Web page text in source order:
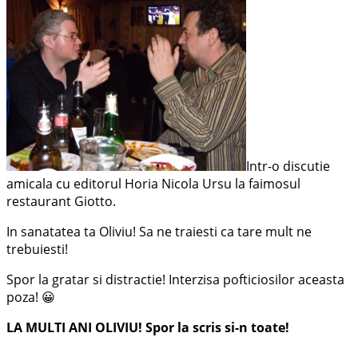
Intr-o discutie
amicala cu editorul Horia Nicola Ursu la faimosul
restaurant Giotto.
In sanatatea ta Oliviu! Sa ne traiesti ca tare mult ne
trebuiesti!
Spor la gratar si distractie! Interzisa pofticiosilor aceasta
poza! 😀
LA MULTI ANI OLIVIU! Spor la scris si-n toate!